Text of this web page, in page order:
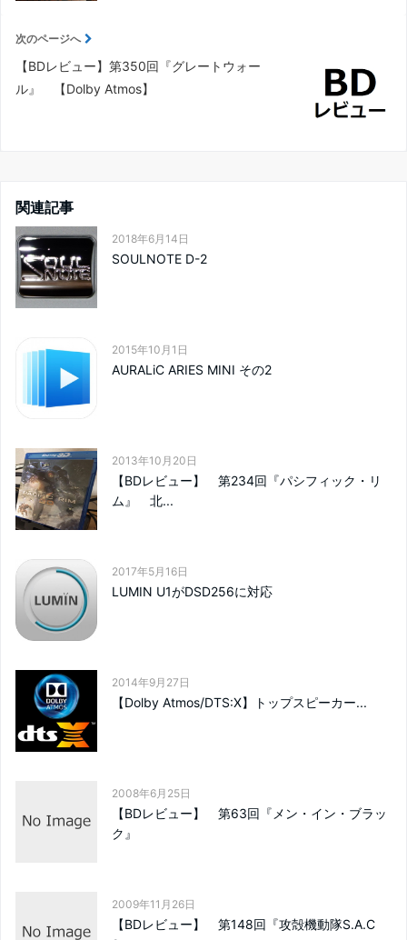
次のページへ
【BDレビュー】第350回『グレートウォー
ル』 【Dolby Atmos】
関連記事
2018年6月14日
SOULNOTE D-2
2015年10月1日
AURALiC ARIES MINI その2
2013年10月20日
【BDレビュー】 第234回『パシフィック・リ
ム』 北...
2017年5月16日
LUMIN U1がDSD256に対応
2014年9月27日
【Dolby Atmos/DTS:X】トップスピーカー...
2008年6月25日
【BDレビュー】 第63回『メン・イン・ブラッ
ク』
2009年11月26日
【BDレビュー】 第148回『攻殻機動隊S.A.C